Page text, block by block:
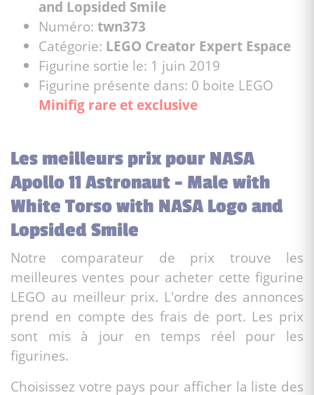
and Lopsided Smile
Numéro: twn373
Catégorie: LEGO Creator Expert Espace
Figurine sortie le: 1 juin 2019
Figurine présente dans: 0 boite LEGO
Minifig rare et exclusive
Les meilleurs prix pour NASA
Apollo 11 Astronaut - Male with
White Torso with NASA Logo and
Lopsided Smile
Notre comparateur de prix trouve les
meilleures ventes pour acheter cette figurine
LEGO au meilleur prix. L'ordre des annonces
prend en compte des frais de port. Les prix
sont mis à jour en temps réel pour les
figurines.
Choisissez votre pays pour afficher la liste des